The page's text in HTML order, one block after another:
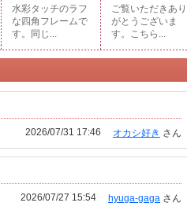
水彩タッチのラフ
な四角フレームで
す。同じ...
ご覧いただきあり
がとうございま
す。こちら...
オカシ好き さん
2026/07/31 17:46
hyuga-gaga さん
2026/07/27 15:54